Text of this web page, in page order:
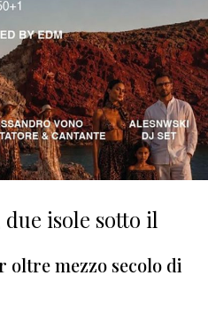
isole sotto il
oltre mezzo secolo di